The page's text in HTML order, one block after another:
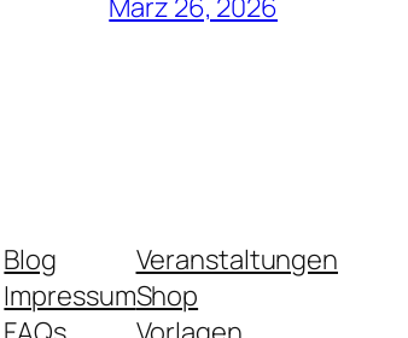
Blog
Impressum
Veranstaltungen
Shop